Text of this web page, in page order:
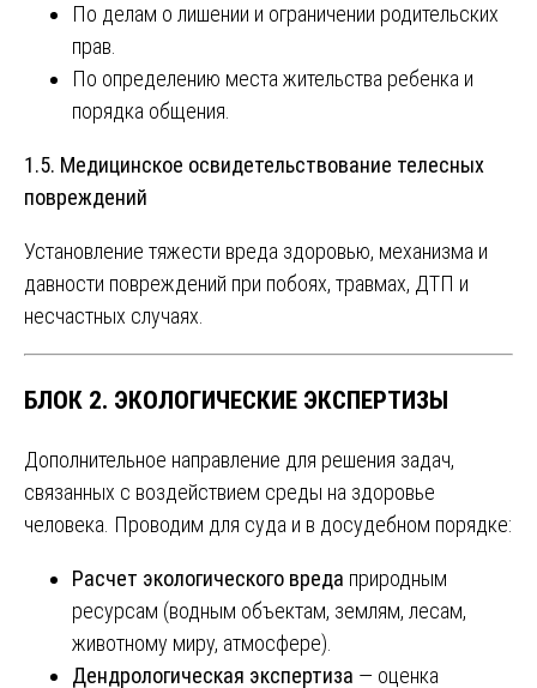
По делам о лишении и ограничении родительских
прав.
По определению места жительства ребенка и
порядка общения.
1.5. Медицинское освидетельствование телесных
повреждений
Установление тяжести вреда здоровью, механизма и
давности повреждений при побоях, травмах, ДТП и
несчастных случаях.
БЛОК 2. ЭКОЛОГИЧЕСКИЕ ЭКСПЕРТИЗЫ
Дополнительное направление для решения задач,
связанных с воздействием среды на здоровье
человека. Проводим для суда и в досудебном порядке:
Расчет экологического вреда природным
ресурсам (водным объектам, землям, лесам,
животному миру, атмосфере).
Дендрологическая экспертиза — оценка